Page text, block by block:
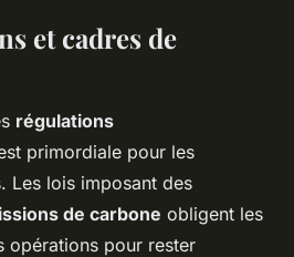
et cadres de
régulations
primordiale pour les
Les lois imposant des
de carbone obligent les
opérations pour rester